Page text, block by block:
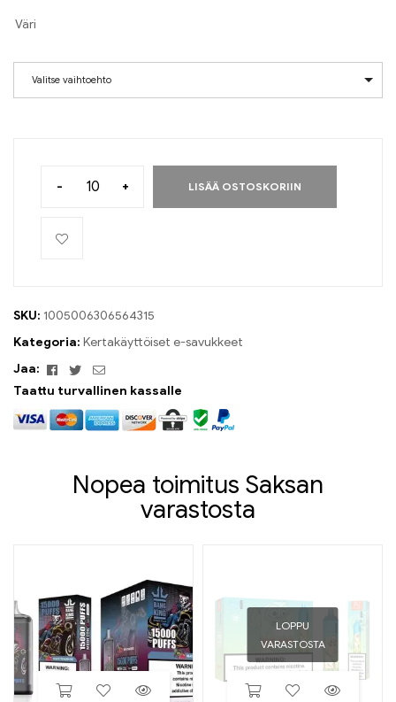
Väri
Valitse vaihtoehto
- + LISÄÄ OSTOSKORIIN
SKU: 1005006306564315
Kategoria: Kertakäyttöiset e-savukkeet
Jaa:
FacebookViserrysSähköposti
Taattu turvallinen kassalle
Nopea toimitus Saksan
varastosta
LOPPU
VARASTOSTA